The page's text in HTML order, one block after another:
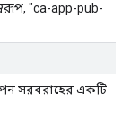
"ca-app-pub-
সরবরাহের একটি